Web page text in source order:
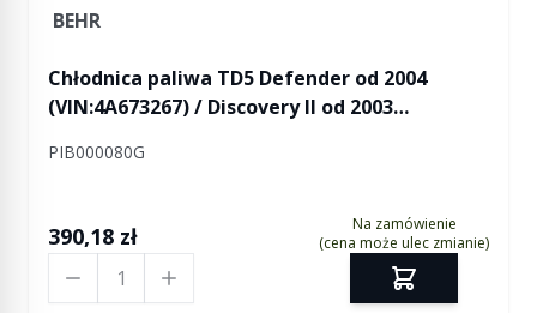
BEHR
Chłodnica paliwa TD5 Defender od 2004
(VIN:4A673267) / Discovery II od 2003
PIB000080G
390,18 zł
Na zamówienie
(cena może ulec zmianie)